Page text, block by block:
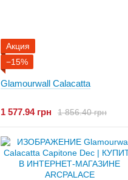
Акция
−15%
Glamourwall Calacatta
1 856.40 грн
1 577.94 грн